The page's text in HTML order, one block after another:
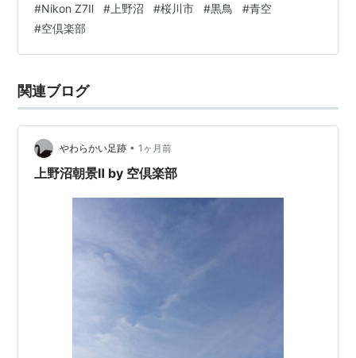
加しています。ポチッと応援お願いします。 にほんブロ
グ村← 村にもポチッと応援お願いします。
#Nikon Z7Ⅱ # 上野沼 #桜川市 #黒鳥 #青空
#空倶楽部
関連ブログ
やわらかい足跡 • 1ヶ月前
上野沼朝景Ⅱ by 空倶楽部